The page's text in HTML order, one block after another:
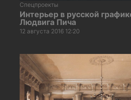
Спецпроекты
Интерьер в русской
Людвига Пича
12 августа 2016 12:20